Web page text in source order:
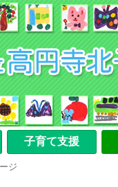
子育て支援
ジ